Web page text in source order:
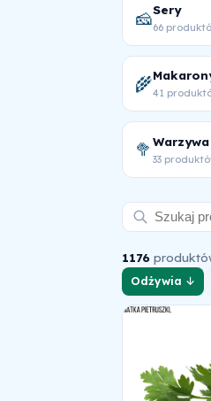
🧀Sery
66
🌾41
🥦 33
1176
Odżywia ↓